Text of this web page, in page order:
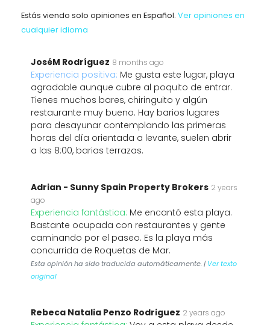
Estás viendo solo opiniones en Español. Ver opiniones en
cualquier idioma
JoséM Rodríguez 8 months ago
Experiencia positiva: Me gusta este lugar, playa
agradable aunque cubre al poquito de entrar.
Tienes muchos bares, chiringuito y algún
restaurante muy bueno. Hay barios lugares
para desayunar contemplando las primeras
horas del día orientada a levante, suelen abrir
a las 8:00, barias terrazas.
Adrian - Sunny Spain Property Brokers 2 years
ago
Experiencia fantástica: Me encantó esta playa.
Bastante ocupada con restaurantes y gente
caminando por el paseo. Es la playa más
concurrida de Roquetas de Mar.
Esta opinión ha sido traducida automáticamente. | Ver texto
original
Rebeca Natalia Penzo Rodriguez 2 years ago